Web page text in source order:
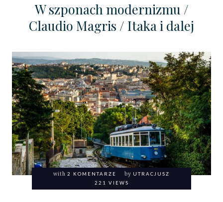
W szponach modernizmu /
Claudio Magris / Itaka i dalej
with 2 KOMENTARZE by UTRACJUSZ
221 VIEWS